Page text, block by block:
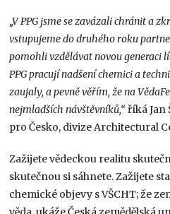
„V PPG jsme se zavázali chránit a
vstupujeme do druhého roku
pomohli vzdělávat novou generaci
PPG pracují nadšení chemici a
zaujaly, a pevně věřím, že na
nejmladších návštěvníků,“říká Jan
pro Česko, divize Architectural
Zažijete vědeckou realitu
skutečnou si sáhnete. Zažijete
chemické objevy s VŠCHT; že